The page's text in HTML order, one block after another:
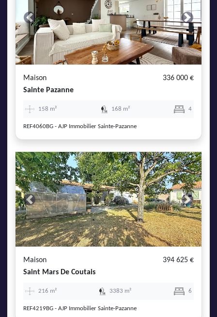
Previous Next
Maison
336 000 €
Sainte Pazanne
158 m² 168 m² 4
REF4060BG - AJP Immobilier Sainte-Pazanne
Previous Next
Maison
394 625 €
Saint Mars De Coutais
216 m² 3383 m² 6
REF4219BG - AJP Immobilier Sainte-Pazanne